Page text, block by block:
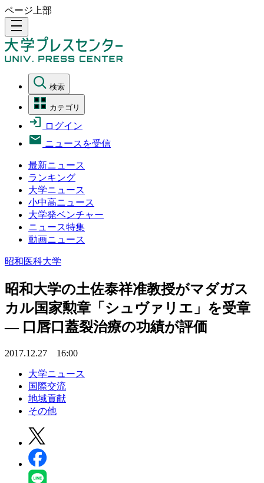
ページ上部
density_medium
検索
カテゴリ
ログイン
ニュースを受信
最新ニュース
ランキング
大学ニュース
小中高ニュース
大学発ベンチャー
ニュース特集
動画ニュース
昭和医科大学
昭和大学の土佐泰祥准教授がマダガス
カル国家勲章「シュヴァリエ」を受章
— 口唇口蓋裂治療の功績が評価
2017.12.27 16:00
大学ニュース
国際交流
地域貢献
その他